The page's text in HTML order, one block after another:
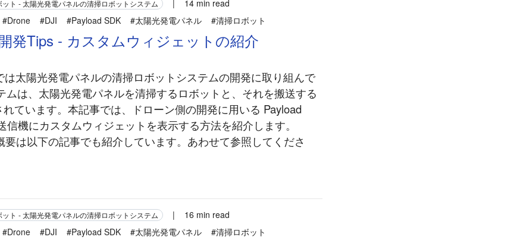
ット - 太陽光発電パネルの清掃ロボットシステム
14 min read
#Drone #DJI #Payload SDK #太陽光発電パネル #清掃ロボット
発Tips - カスタムウィジェットの紹介
は太陽光発電パネルの清掃ロボットシステムの開発に取り組んで
ムは、太陽光発電パネルを清掃するロボットと、それを搬送する
れています。本記事では、ドローン側の開発に用いる Payload
信機にカスタムウィジェットを表示する方法を紹介します。
要は以下の記事でも紹介しています。あわせて参照してくださ
ット - 太陽光発電パネルの清掃ロボットシステム |
16 min read
#Drone #DJI #Payload SDK #太陽光発電パネル #清掃ロボット